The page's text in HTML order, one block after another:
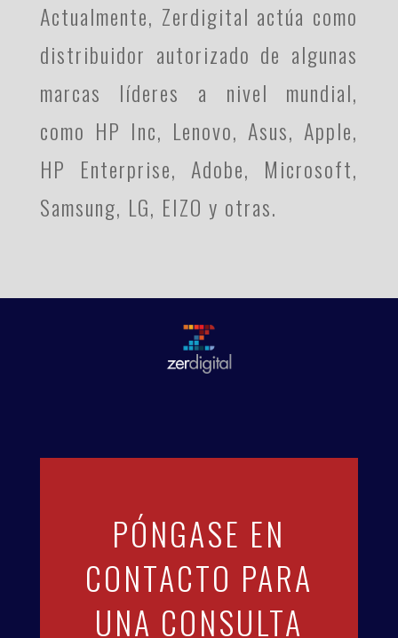
Actualmente, Zerdigital actúa como
distribuidor autorizado de algunas
marcas líderes a nivel mundial,
como HP Inc, Lenovo, Asus, Apple,
HP Enterprise, Adobe, Microsoft,
Samsung, LG, EIZO y otras.
PÓNGASE EN
CONTACTO PARA
UNA CONSULTA